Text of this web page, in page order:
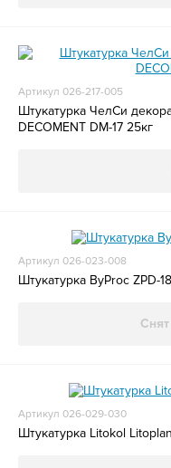
Артикул 026-217-005
Штукатурка ЧелСи
DECOMENT DM-17 25кг
Артикул 026-023-008
Штукатурка ByProc ZPD-
Артикул 026-029-030
Штукатурка Litokol